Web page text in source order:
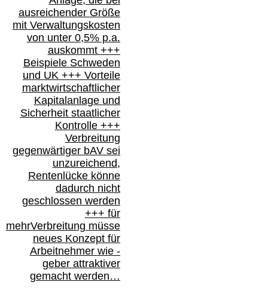
ausreichender Größe
mit Verwaltungskosten
von unter 0,5% p.a.
auskommt +++
Beispiele Schweden
und UK +++ Vorteile
marktwirtschaftlicher
Kapitalanlage und
Sicherheit staatlicher
Kontrolle +++
Verbreitung
gegenwärtiger bAVsei
unzureichend,
Rentenlücke könne
dadurch nicht
geschlossen werden
+++ für
mehrVerbreitung müsse
neues Konzept für
Arbeitnehmer wie-
geber attraktiver
gemacht werden…